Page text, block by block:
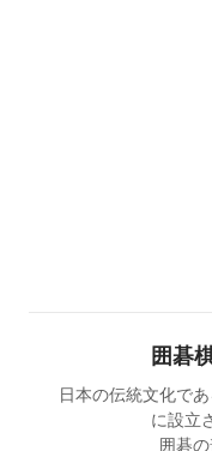
囲碁
日本の伝統文化で
に設立
囲碁